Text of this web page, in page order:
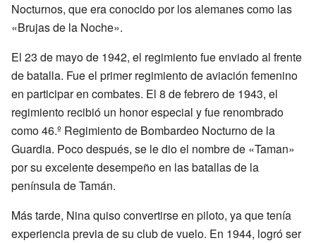
Nocturnos, que era conocido por los alemanes como las
«Brujas de la Noche».
El 23 de mayo de 1942, el regimiento fue enviado al frente
de batalla. Fue el primer regimiento de aviación femenino
en participar en combates. El 8 de febrero de 1943, el
regimiento recibió un honor especial y fue renombrado
como 46.º Regimiento de Bombardeo Nocturno de la
Guardia. Poco después, se le dio el nombre de «Taman»
por su excelente desempeño en las batallas de la
península de Tamán.
Más tarde, Nina quiso convertirse en piloto, ya que tenía
experiencia previa de su club de vuelo. En 1944, logró ser